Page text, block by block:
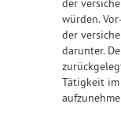
der
würden.
der
darunter.
Tätigkeit